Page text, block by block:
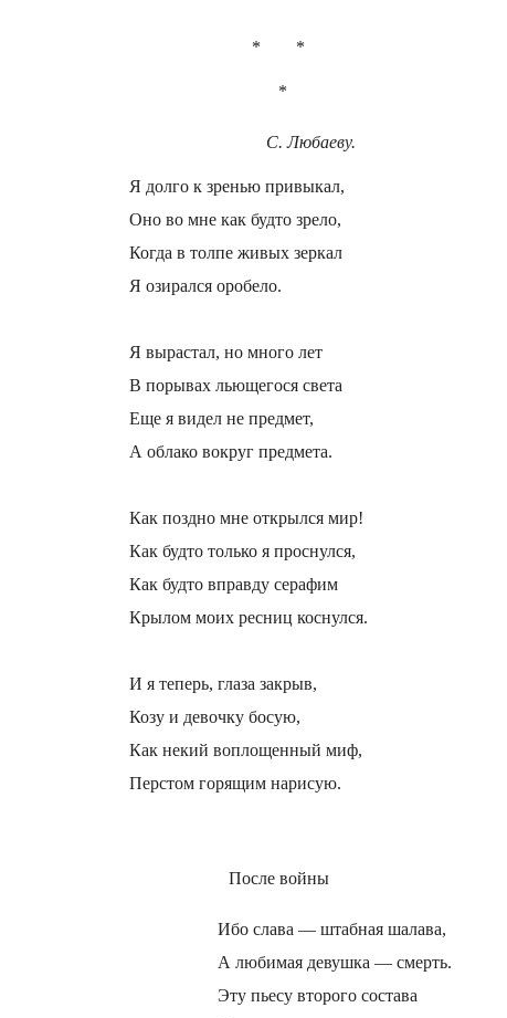
* *
*
С. Любаеву.
Я долго к зренью привыкал,
Оно во мне как будто зрело,
Когда в толпе живых зеркал
Я озирался оробело.
Я вырастал, но много лет
В порывах льющегося света
Еще я видел не предмет,
А облако вокруг предмета.
Как поздно мне открылся мир!
Как будто только я проснулся,
Как будто вправду серафим
Крылом моих ресниц коснулся.
И я теперь, глаза закрыв,
Козу и девочку босую,
Как некий воплощенный миф,
Перстом горящим нарисую.
После войны
Ибо слава — штабная шалава,
А любимая девушка — смерть.
Эту пьесу второго состава